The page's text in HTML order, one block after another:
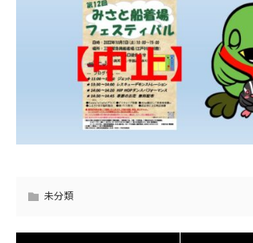
未分類